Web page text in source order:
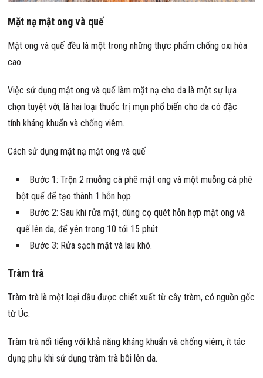
Mặt nạ mật ong và quế
Mật ong và quế đều là một trong những thực phẩm chống oxi hóa
cao.
Việc sử dụng mật ong và quế làm mặt nạ cho da là một sự lựa
chọn tuyệt vời, là hai loại thuốc trị mụn phổ biến cho da có đặc
tính kháng khuẩn và chống viêm.
Cách sử dụng mặt nạ mật ong và quế
Bước 1: Trộn 2 muỗng cà phê mật ong và một muỗng cà phê
bột quế để tạo thành 1 hỗn hợp.
Bước 2: Sau khi rửa mặt, dùng cọ quét hỗn hợp mật ong và
quế lên da, để yên trong 10 tới 15 phút.
Bước 3: Rửa sạch mặt và lau khô.
Tràm trà
Tràm trà là một loại dầu được chiết xuất từ cây tràm, có nguồn gốc
từ Úc.
Tràm trà nổi tiếng với khả năng kháng khuẩn và chống viêm, ít tác
dụng phụ khi sử dụng tràm trà bôi lên da.